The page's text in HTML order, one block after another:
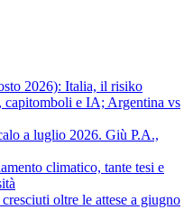
2026): Italia, il risiko
capitomboli e IA; Argentina vs
a luglio 2026. Giù P.A.,
climatico, tante tesi e
oltre le attese a giugno